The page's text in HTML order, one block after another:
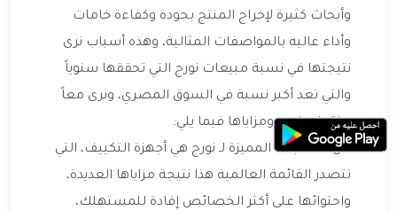
وأبحاث كثيرة لإخراج المنتج بجودة وكفاءة خامات
وأداء عاليه بالمواصفات المثالية، وهذه أسباب نرى
نتيجتها في نسبة مبيعات نورج التي تحققها سنوياً
والتي تعد أكبر نسبة في السوق المصري، ونرى معاً
منتجات نورج ومزاياها فيما يلي:
من المنتجات المميزة لـ نورج هي أجهزة التكييف، التي
تتصدر القائمة العالمية هذا نتيجة مزاياها العديدة،
واحتوائها على أكثر الخصائص إفادة للمستهلك،